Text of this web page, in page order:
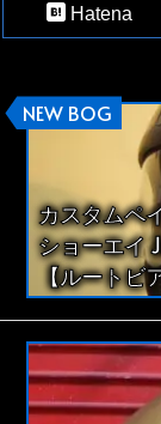
Hatena
NEW BOG
カスタムペ
ショーエイ
【ルートビ